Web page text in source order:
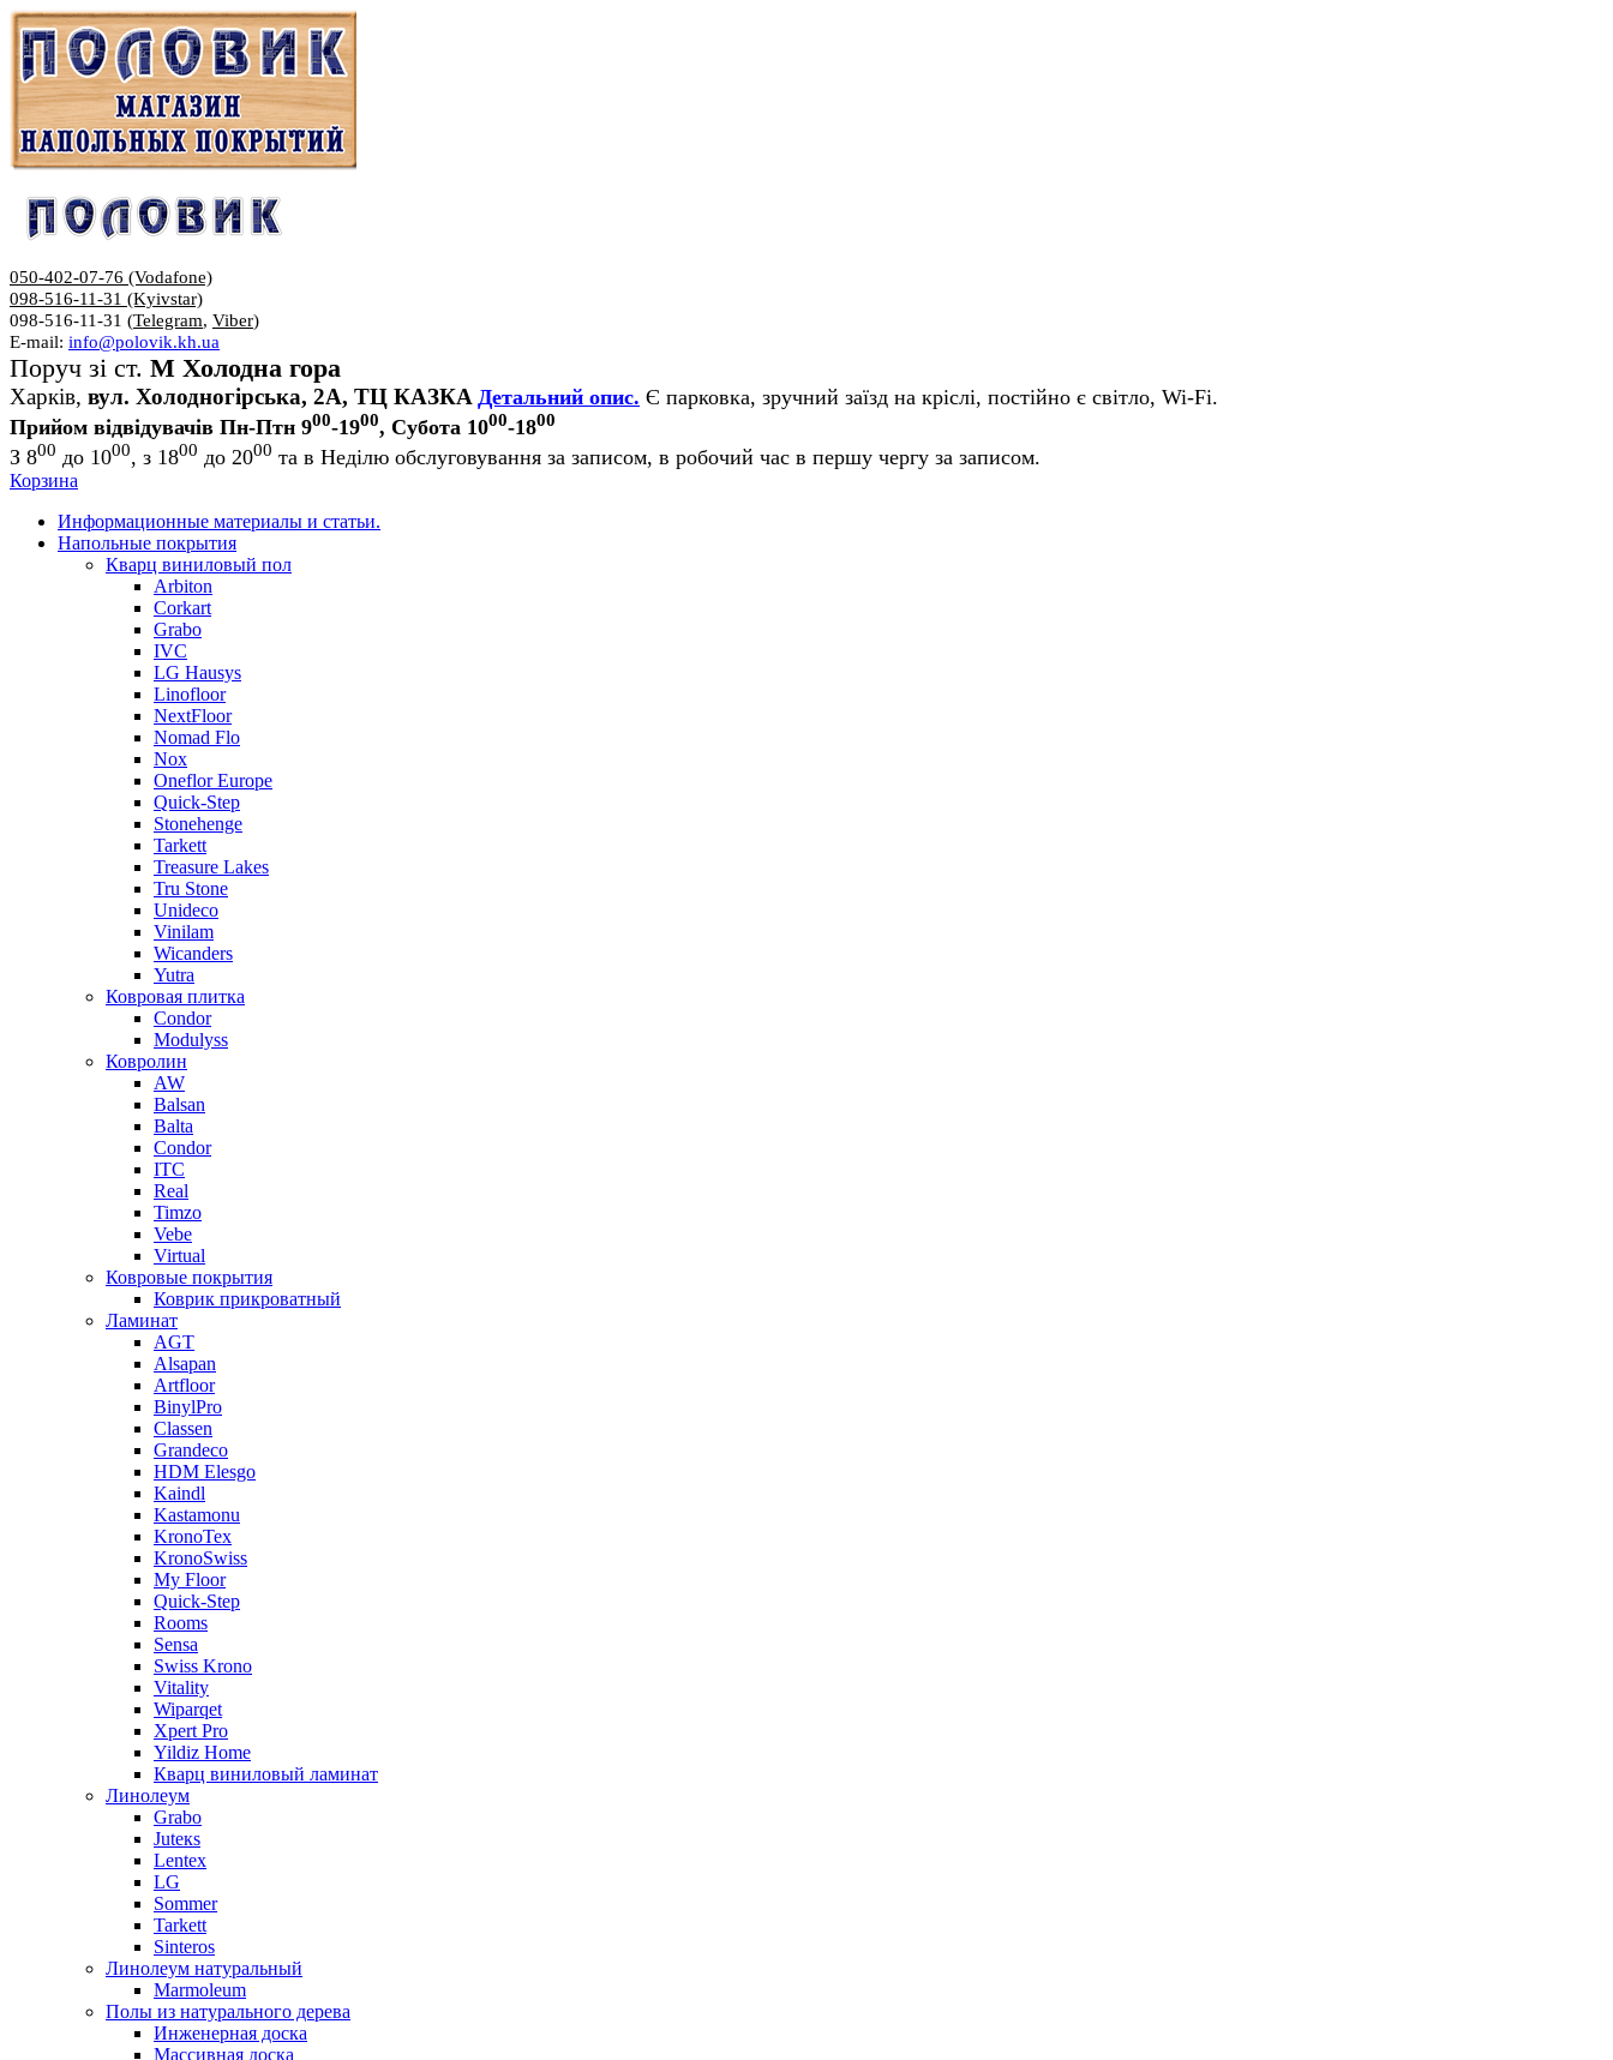
050-402-07-76 (Vodafone)
098-516-11-31 (Kyivstar)
098-516-11-31 (Telegram, Viber)
E-mail: info@polovik.kh.ua
Поруч зі ст. М Холодна гора
Харків, вул. Холодногірська, 2А, ТЦ КАЗКА Детальний опис. Є парковка, зручний заїзд на кріслі, постійно є світло, Wi-Fi.
Прийом відвідувачів Пн-Птн 900-1900, Субота 1000-1800
З 800 до 1000, з 1800 до 2000 та в Неділю обслуговування за записом, в робочий час в першу чергу за записом.
Корзина
Информационные материалы и статьи.
Напольные покрытия
Кварц виниловый пол
Arbiton
Corkart
Grabo
IVC
LG Hausys
Linofloor
NextFloor
Nomad Flo
Nox
Oneflor Europe
Quick-Step
Stonehenge
Tarkett
Treasure Lakes
Tru Stone
Unideco
Vinilam
Wicanders
Yutra
Ковровая плитка
Condor
Modulyss
Ковролин
AW
Balsan
Balta
Condor
ITC
Real
Timzo
Vebe
Virtual
Ковровые покрытия
Коврик прикроватный
Ламинат
AGT
Alsapan
Artfloor
BinylPro
Classen
Grandeco
HDM Elesgo
Kaindl
Kastamonu
KronoTex
KronoSwiss
My Floor
Quick-Step
Rooms
Sensa
Swiss Krono
Vitality
Wiparqet
Xpert Pro
Yildiz Home
Кварц виниловый ламинат
Линолеум
Grabo
Juteкs
Lentex
LG
Sommer
Tarkett
Sinteros
Линолеум натуральный
Marmoleum
Полы из натурального дерева
Инженерная доска
Массивная доска